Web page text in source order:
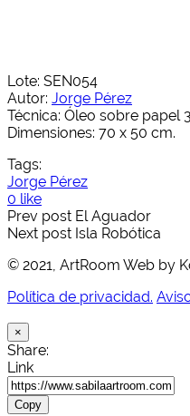
Lote: SEN054
Autor: Jorge Pérez
Técnica: Óleo sobre papel
Dimensiones: 70 x 50 cm.
Tags:
Jorge Pérez
0 like
Prev post El Aguador
Next post Isla Robótica
© 2021, ArtRoom Web by
Política de privacidad.
×
Share:
Link
Copy